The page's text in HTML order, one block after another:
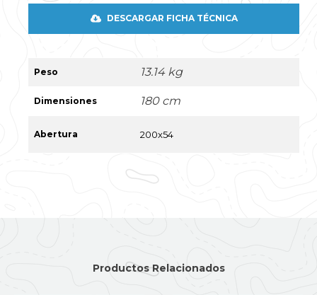
DESCARGAR FICHA TÉCNICA
Peso 13.14 kg
Dimensiones 180 cm
Abertura 200x54
Productos Relacionados